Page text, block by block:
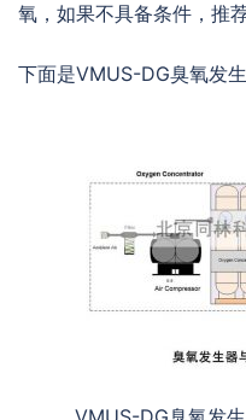
氧，如果不具备条件，推
下面是VMUS-DG臭氧发